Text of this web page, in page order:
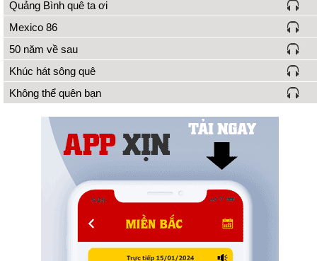
Quảng Bình quê ta ơi
Mexico 86
50 năm về sau
Khúc hát sông quê
Không thể quên bạn